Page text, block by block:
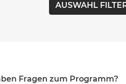
Fragen zum Programm?